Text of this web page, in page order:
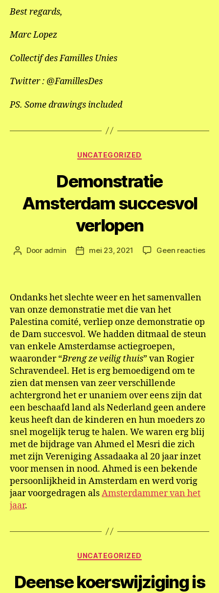
Best regards,
Marc Lopez
Collectif des Familles Unies
Twitter : @FamillesDes
PS. Some drawings included
Categorieën
UNCATEGORIZED
Demonstratie
Amsterdam succesvol
verlopen
Berichtauteur
Door admin Berichtdatum
mei 23, 2021 Geen reactiesop
Ondanks het slechte weer en het samenvallen
van onze demonstratie met die van het
Palestina comité, verliep onze demonstratie op
de Dam succesvol. We hadden ditmaal de steun
van enkele Amsterdamse actiegroepen,
waaronder “Breng ze veilig thuis” van Rogier
Schravendeel. Het is erg bemoedigend om te
zien dat mensen van zeer verschillende
achtergrond het er unaniem over eens zijn dat
een beschaafd land als Nederland geen andere
keus heeft dan de kinderen en hun moeders zo
snel mogelijk terug te halen. We waren erg blij
met de bijdrage van Ahmed el Mesri die zich
met zijn Vereniging Assadaaka al 20 jaar inzet
voor mensen in nood. Ahmed is een bekende
persoonlijkheid in Amsterdam en werd vorig
jaar voorgedragen alsAmsterdammer van het
jaar.
Categorieën
UNCATEGORIZED
Deense koerswijziging is